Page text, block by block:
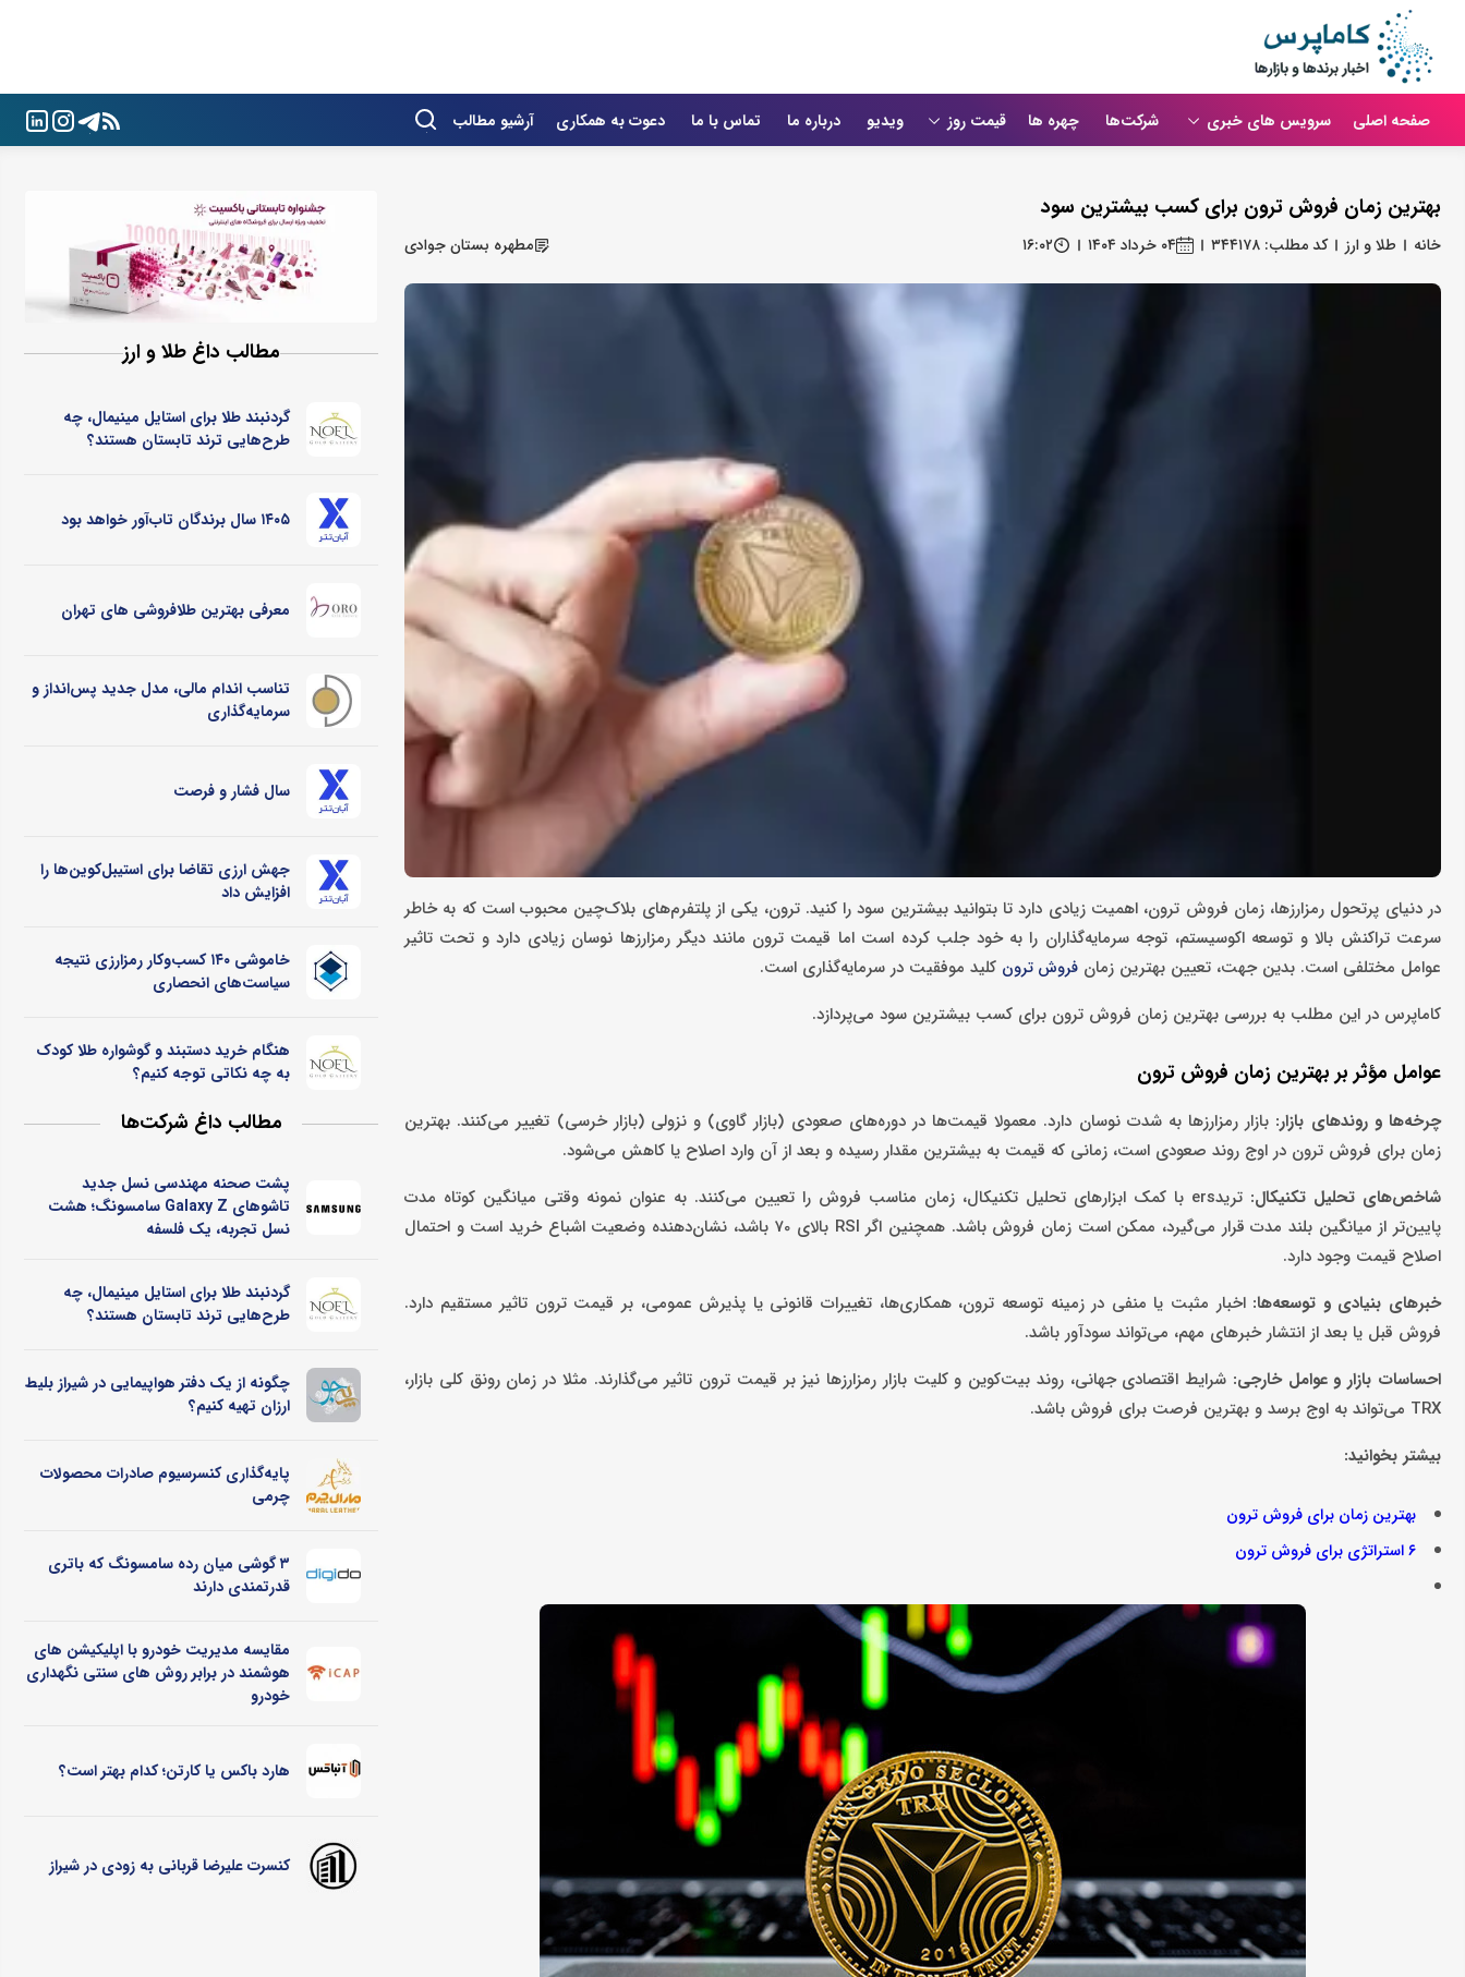
صفحه اصلی سرویس های خبری شرکت‌ها چهره ها قیمت روز ویدیو درباره ما تماس با ما دعوت به همکاری آرشیو مطالب
بهترین زمان فروش ترون برای کسب بیشترین سود
خانه طلا و ارز کد مطلب: ۳۴۴۱۷۸ ۰۴ خرداد ۱۴۰۴ ۱۶:۰۲ مطهره بستان‌ جوادی
در دنیای پرتحول رمزارزها، زمان فروش ترون، اهمیت زیادی دارد تا بتوانید بیشترین سود را کنید. ترون، یکی از پلتفرم‌های بلاک‌چین محبوب است که به خاطر
سرعت تراکنش بالا و توسعه اکوسیستم، توجه سرمایه‌گذاران را به خود جلب کرده است اما قیمت ترون مانند دیگر رمزارزها نوسان زیادی دارد و تحت تاثیر
عوامل مختلفی است. بدین جهت، تعیین بهترین زمان فروش ترون کلید موفقیت در سرمایه‌گذاری است.
کاماپرس در این مطلب به بررسی بهترین زمان فروش ترون برای کسب بیشترین سود می‌پردازد.
عوامل مؤثر بر بهترین زمان فروش ترون
چرخه‌ها و روندهای بازار: بازار رمزارزها به شدت نوسان دارد. معمولا قیمت‌ها در دوره‌های صعودی (بازار گاوی) و نزولی (بازار خرسی) تغییر می‌کنند. بهترین
زمان برای فروش ترون در اوج روند صعودی است، زمانی که قیمت به بیشترین مقدار رسیده و بعد از آن وارد اصلاح یا کاهش می‌شود.
شاخص‌های تحلیل تکنیکال:
تریدers با کمک ابزارهای تحلیل تکنیکال، زمان مناسب فروش را تعیین می‌کنند. به عنوان نمونه وقتی میانگین کوتاه‌ مدت
پایین‌تر از میانگین بلند مدت قرار می‌گیرد، ممکن است زمان فروش باشد. همچنین اگر RSI بالای 70 باشد، نشان‌دهنده وضعیت اشباع خرید است و احتمال
اصلاح قیمت وجود دارد.
خبرهای بنیادی و توسعه‌ها: اخبار مثبت یا منفی در زمینه توسعه ترون، همکاری‌ها، تغییرات قانونی یا پذیرش عمومی، بر قیمت ترون تاثیر مستقیم دارد.
فروش قبل یا بعد از انتشار خبرهای مهم، می‌تواند سودآور باشد.
احساسات بازار و عوامل خارجی: شرایط اقتصادی جهانی، روند بیت‌کوین و کلیت بازار رمزارزها نیز بر قیمت ترون تاثیر می‌گذارند. مثلا در زمان رونق کلی بازار،
TRX می‌تواند به اوج برسد و بهترین فرصت برای فروش باشد.
بیشتر بخوانید:
بهترین زمان برای فروش ترون
۶ استراتژی‌ برای فروش ترون
مطالب داغ طلا و ارز
گردنبند طلا برای استایل مینیمال، چه
طرح‌هایی ترند تابستان هستند؟
۱۴۰۵ سال برندگان تاب‌آور خواهد بود
معرفی بهترین طلافروشی های تهران
تناسب اندام مالی، مدل جدید پس‌انداز و
سرمایه‌گذاری
سال فشار و فرصت
جهش ارزی تقاضا برای استیبل‌کوین‌ها را
افزایش داد
خاموشی ۱۴۰ کسب‌وکار رمزارزی نتیجه
سیاست‌های انحصاری
هنگام خرید دستبند و گوشواره طلا کودک
به چه نکاتی توجه کنیم؟
مطالب داغ شرکت‌ها
پشت صحنه مهندسی نسل جدید
تاشوهای Galaxy Z سامسونگ؛ هشت
نسل تجربه، یک فلسفه
گردنبند طلا برای استایل مینیمال، چه
طرح‌هایی ترند تابستان هستند؟
چگونه از یک دفتر هواپیمایی در شیراز بلیط
ارزان تهیه کنیم؟
پایه‌گذاری کنسرسیوم صادرات محصولات
چرمی
۳ گوشی میان رده سامسونگ که باتری
قدرتمندی دارند
مقایسه مدیریت خودرو با اپلیکیشن های
هوشمند در برابر روش های سنتی نگهداری
خودرو
هارد باکس یا کارتن؛ کدام بهتر است؟
کنسرت علیرضا قربانی به زودی در شیراز